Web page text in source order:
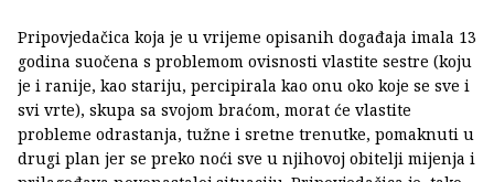
Pripovjedačica koja je u vrijeme opisanih događaja imala 13
godina suočena s problemom ovisnosti vlastite sestre (koju
je i ranije, kao stariju, percipirala kao onu oko koje se sve i
svi vrte), skupa sa svojom braćom, morat će vlastite
probleme odrastanja, tužne i sretne trenutke, pomaknuti u
drugi plan jer se preko noći sve u njihovoj obitelji mijenja i